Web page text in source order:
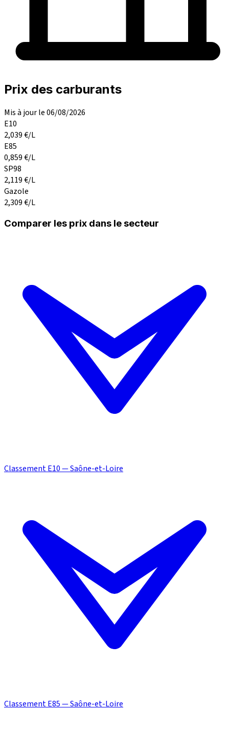
Prix des carburants
Mis à jour le 06/08/2026
E10
2,039€/L
E85
0,859€/L
SP98
2,119€/L
Gazole
2,309€/L
Comparer les prix dans le secteur
Classement E10 — Saône-et-Loire
Classement E85 — Saône-et-Loire